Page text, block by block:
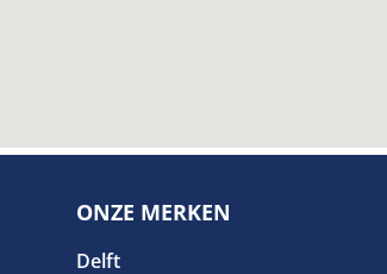
ONZE MERKEN
Delft